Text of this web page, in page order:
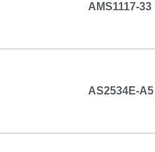
AMS1117-33
AS2534E-A5